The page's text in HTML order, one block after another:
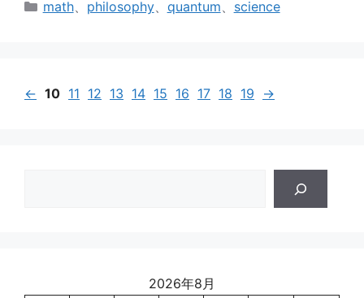
カ
math、 philosophy、 quantum、 science
← 10 11 12 13 14 15 16 17 18 19 →
2026年8月